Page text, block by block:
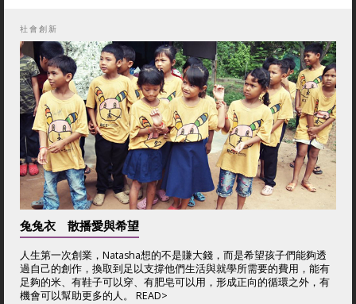
社會創新
兔兔衣 散播愛與希望
人生第一次創業，Natasha想的不是賺大錢，而是希望孩子們能夠透
過自己的創作，換取到足以支撐他們生活與就學所需要的費用，能有
足夠的米、有鞋子可以穿、有肥皂可以用，形成正向的循環之外，有
機會可以幫助更多的人。 READ>